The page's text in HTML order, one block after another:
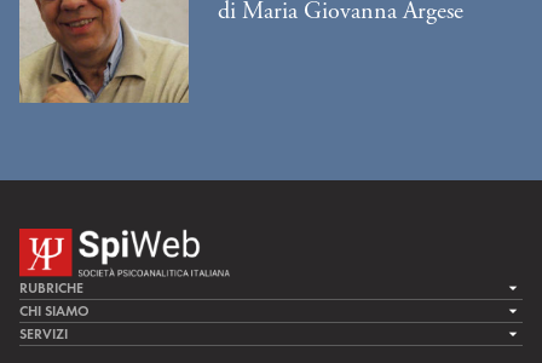
di Maria Giovanna Argese
RUBRICHE
LA CURA
LA RICERCA
CHI SIAMO
LA SPI
SERVIZI